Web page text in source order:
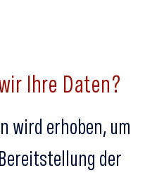
Ihre Daten?
wird erhoben, um
der